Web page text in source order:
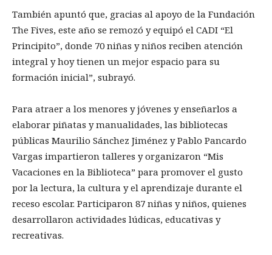
También apuntó que, gracias al apoyo de la Fundación
The Fives, este año se remozó y equipó el CADI “El
Principito”, donde 70 niñas y niños reciben atención
integral y hoy tienen un mejor espacio para su
formación inicial”, subrayó.
Para atraer a los menores y jóvenes y enseñarlos a
elaborar piñatas y manualidades, las bibliotecas
públicas Maurilio Sánchez Jiménez y Pablo Pancardo
Vargas impartieron talleres y organizaron “Mis
Vacaciones en la Biblioteca” para promover el gusto
por la lectura, la cultura y el aprendizaje durante el
receso escolar. Participaron 87 niñas y niños, quienes
desarrollaron actividades lúdicas, educativas y
recreativas.